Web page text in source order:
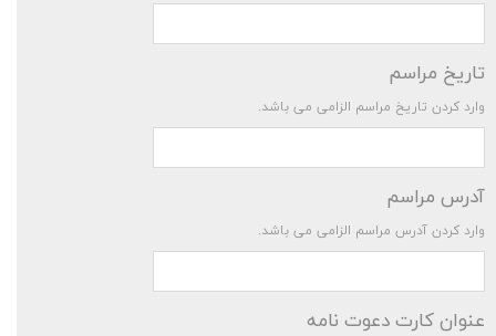
تاریخ مراسم
وارد کردن تاریخ مراسم الزامی می باشد.
آدرس مراسم
وارد کردن آدرس مراسم الزامی می باشد.
عنوان کارت دعوت نامه